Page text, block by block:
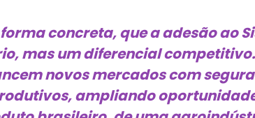
concreta, que a adesão ao
mas um diferencial
novos mercados com
ampliando